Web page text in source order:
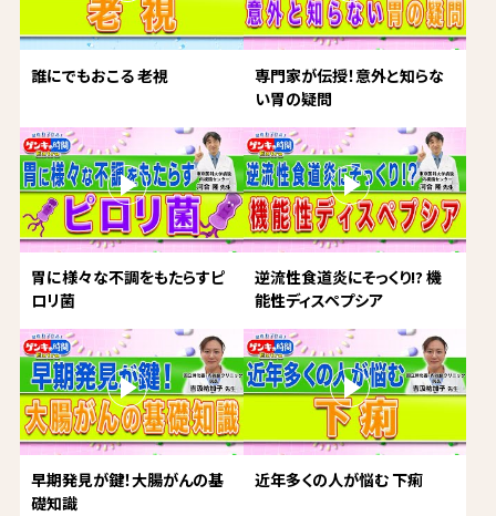
誰にでもおこる 老視
専門家が伝授！意外と知らな
い胃の疑問
胃に様々な不調をもたらすピ
ロリ菌
逆流性食道炎にそっくり!? 機
能性ディスペプシア
早期発見が鍵！大腸がんの基
礎知識
近年多くの人が悩む 下痢